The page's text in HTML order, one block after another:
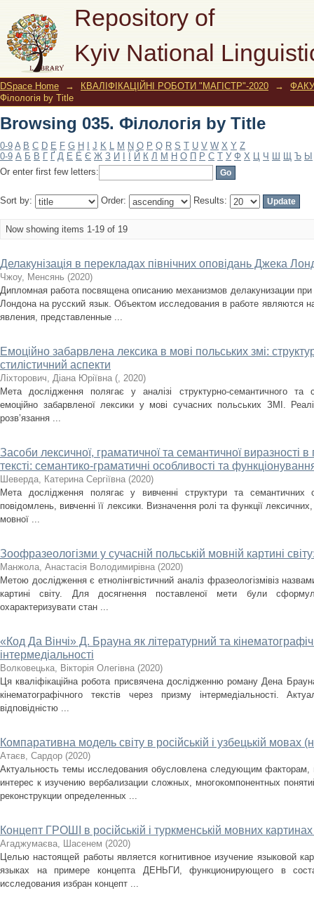
Repository of
Kyiv National
Browsing 035. Філологія by Title
DSpace Home → КВАЛІФІКАЦІЙНІ РОБОТИ "МАГІСТР"-2020 →
Філологія by Title
Browsing 035. Філологія by Title
0-9 A B C D E F G H J K L M N O P Q R S T U V W X Y Z
0-9 А Б В Г Ґ Д Е Ё Є Ж З И Й К Л М Н О П Р С Т У Ф Х Ц Ч Ш Щ Ъ Ы
Or enter first few letters:
Sort by: Order: Results:
Now showing items 1-19 of 19
Делакунізація в перекладах північних оповідань Джека
Чжоу, Менсянь (2020)
Дипломная работа посвящена описанию механизмов делакунизации
Лондона на русский язык. Объектом исследования в работе являются
явления, представленные ...
Емоційно забарвлена лексика в мові польських змі:
стилістичний аспекти
Ліхторович, Діана Юріївна (, 2020)
Мета дослідження полягає у аналізі структурно-семантичного та
емоційно забарвленої лексики у мові сучасних польських ЗМІ.
розв’язання ...
Засоби лексичної, граматичної та семантичної виразності
тексті: семантико-граматичні особливості та
Шеверда, Катерина Сергіївна (2020)
Мета дослідження полягає у вивченні структури та семантичних
повідомлень, вивченні її лексики. Визначення ролі та функції
мовної ...
Зоофразеологізми у сучасній польській мовній картині
Манжола, Анастасія Володимирівна (2020)
Метою дослідження є етнолінгвістичний аналіз фразеологізмівіз
картині світу. Для досягнення поставленої мети були
охарактеризувати стан ...
«Код Да Вінчі» Д. Брауна як літературний та
інтермедіальності
Волковецька, Вікторія Олегівна (2020)
Ця кваліфікаційна робота присвячена дослідженню роману Дена
кінематографічного текстів через призму інтермедіальності.
відповідністю ...
Компаративна модель світу в російській і узбецькій мовах
Атаєв, Сардор (2020)
Актуальность темы исследования обусловлена следующим факторам,
интерес к изучению вербализации сложных, многокомпонентных
реконструкции определенных ...
Концепт ГРОШІ в російській і туркменській мовних
Агаджумаєва, Шасенем (2020)
Целью настоящей работы является когнитивное изучение языковой
языках на примере концепта ДЕНЬГИ, функционирующего в
исследования избран концепт ...